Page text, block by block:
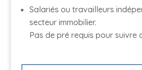
Salariés ou travailleurs
secteur immobilier.
Pas de pré requis pour suivre